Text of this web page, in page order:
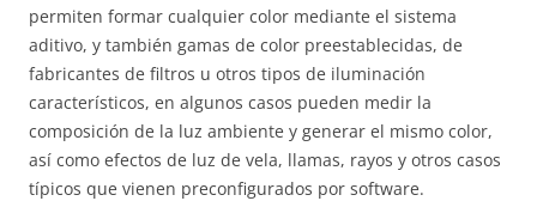
permiten formar cualquier color mediante el sistema
aditivo, y también gamas de color preestablecidas, de
fabricantes de filtros u otros tipos de iluminación
característicos, en algunos casos pueden medir la
composición de la luz ambiente y generar el mismo color,
así como efectos de luz de vela, llamas, rayos y otros casos
típicos que vienen preconfigurados por software.